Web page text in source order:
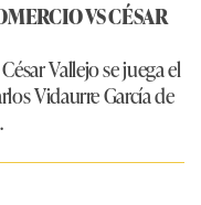
VS CÉSAR
Vallejo se juega el
Vidaurre García de